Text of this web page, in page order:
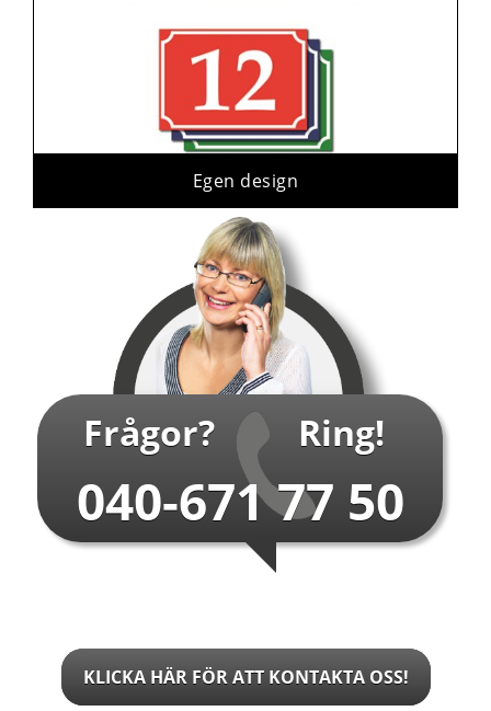
Egen design
Frågor? Ring!
040-671 77 50
KLICKA HÄR FÖR ATT KONTAKTA OSS!